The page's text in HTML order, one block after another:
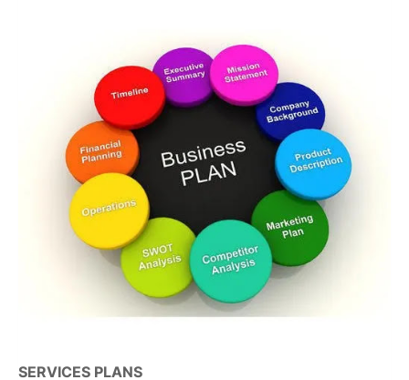
SERVICES PLANS